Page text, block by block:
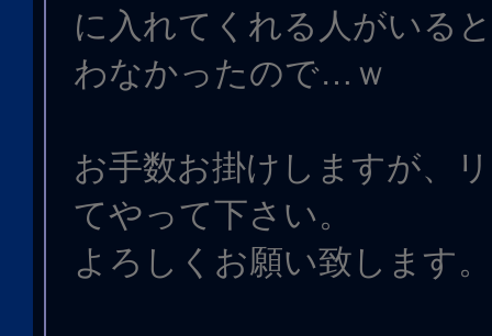
に入れてくれる人がいる
わなかったので…ｗ
お手数お掛けしますが、
てやって下さい。
よろしくお願い致します。